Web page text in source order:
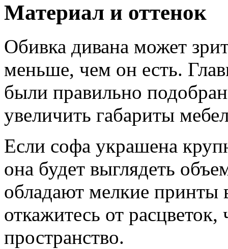
Материал и оттенок
Обивка дивана может
меньше, чем он есть.
были правильно
увеличить габариты
Если софа украшена
она будет выглядеть
обладают мелкие принты
откажитесь от
пространство.